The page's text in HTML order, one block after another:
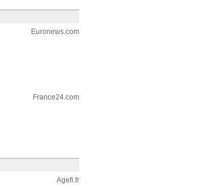
Euronews.com
France24.com
Agefi.fr